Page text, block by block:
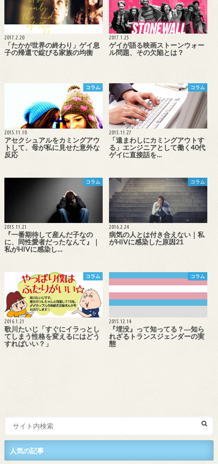
2017.2.20
「たかが世界の終わり」ゲイ息
子の帰還で綻びる家族の均衡
2017.1.25
ゲイが語る映画ストーンウォー
ル問題、その欠陥とは？
コラム
2015.11.10
アセクシュアルをカミングアウ
トして、母が私に見せた意外な
反応
コラム
2015.11.27
「遠まわしにカミングアウトす
る」エンジニアとして働く40代
ゲイに直接話を…
コラム
2015.11.21
『一番期待して産んだ子なの
に、同性愛者だったなんて』｜
私がHIVに感染し…
コラム
2016.2.24
病気の人とは付き合えない｜私
がHIVに感染した原因21
コラム
2016.1.21
歌川たいじ「すぐにイラっとし
てしまう性格を変えるにはどう
すればいい？」
コラム
2015.12.14
『埋没』って知ってる？―知ら
れざるトランスジェンダーの実
態
人気の記事